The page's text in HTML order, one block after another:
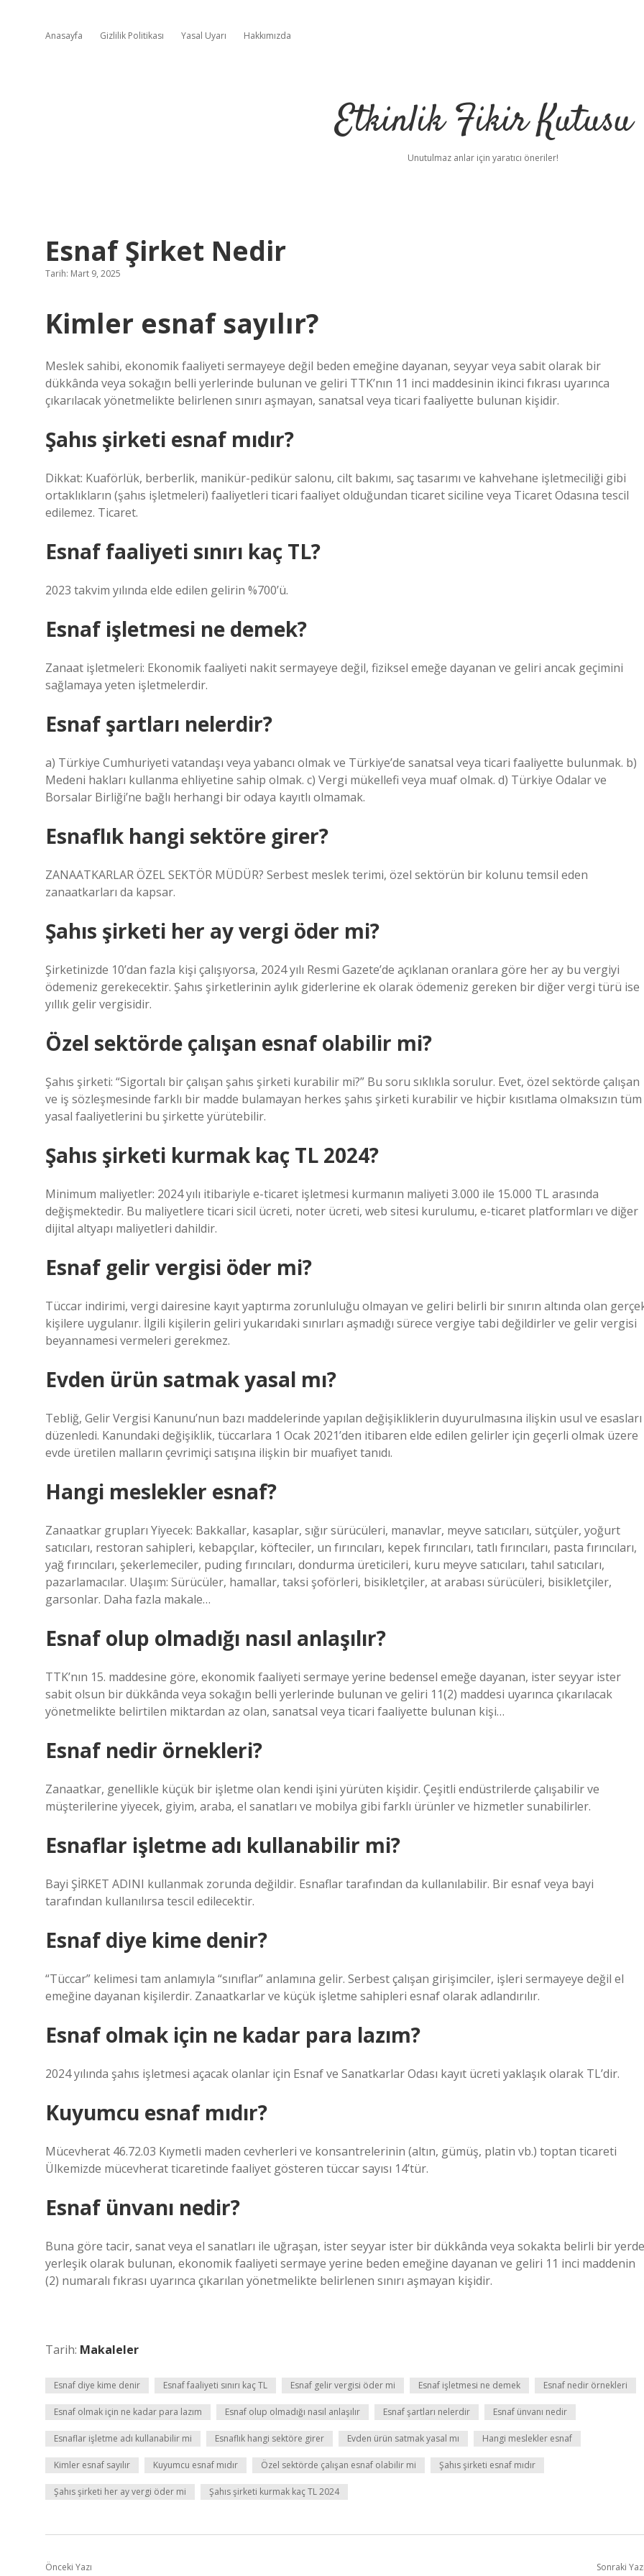
Anasayfa Gizlilik Politikası Yasal Uyarı Hakkımızda
Etkinlik Fikir Kutusu
Unutulmaz anlar için yaratıcı öneriler!
Esnaf Şirket Nedir
Tarih: Mart 9, 2025
Kimler esnaf sayılır?
Meslek sahibi, ekonomik faaliyeti sermayeye değil beden emeğine dayanan, seyyar veya sabit olarak bir
dükkânda veya sokağın belli yerlerinde bulunan ve geliri TTK’nın 11 inci maddesinin ikinci fıkrası uyarınca
çıkarılacak yönetmelikte belirlenen sınırı aşmayan, sanatsal veya ticari faaliyette bulunan kişidir.
Şahıs şirketi esnaf mıdır?
Dikkat: Kuaförlük, berberlik, manikür-pedikür salonu, cilt bakımı, saç tasarımı ve kahvehane işletmeciliği gibi
ortaklıkların (şahıs işletmeleri) faaliyetleri ticari faaliyet olduğundan ticaret siciline veya Ticaret Odasına tescil
edilemez. Ticaret.
Esnaf faaliyeti sınırı kaç TL?
2023 takvim yılında elde edilen gelirin %700’ü.
Esnaf işletmesi ne demek?
Zanaat işletmeleri: Ekonomik faaliyeti nakit sermayeye değil, fiziksel emeğe dayanan ve geliri ancak geçimini
sağlamaya yeten işletmelerdir.
Esnaf şartları nelerdir?
a) Türkiye Cumhuriyeti vatandaşı veya yabancı olmak ve Türkiye’de sanatsal veya ticari faaliyette bulunmak. b)
Medeni hakları kullanma ehliyetine sahip olmak. c) Vergi mükellefi veya muaf olmak. d) Türkiye Odalar ve
Borsalar Birliği’ne bağlı herhangi bir odaya kayıtlı olmamak.
Esnaflık hangi sektöre girer?
ZANAATKARLAR ÖZEL SEKTÖR MÜDÜR? Serbest meslek terimi, özel sektörün bir kolunu temsil eden
zanaatkarları da kapsar.
Şahıs şirketi her ay vergi öder mi?
Şirketinizde 10’dan fazla kişi çalışıyorsa, 2024 yılı Resmi Gazete’de açıklanan oranlara göre her ay bu vergiyi
ödemeniz gerekecektir. Şahıs şirketlerinin aylık giderlerine ek olarak ödemeniz gereken bir diğer vergi türü ise
yıllık gelir vergisidir.
Özel sektörde çalışan esnaf olabilir mi?
Şahıs şirketi: “Sigortalı bir çalışan şahıs şirketi kurabilir mi?” Bu soru sıklıkla sorulur. Evet, özel sektörde çalışan
ve iş sözleşmesinde farklı bir madde bulamayan herkes şahıs şirketi kurabilir ve hiçbir kısıtlama olmaksızın tüm
yasal faaliyetlerini bu şirkette yürütebilir.
Şahıs şirketi kurmak kaç TL 2024?
Minimum maliyetler: 2024 yılı itibariyle e-ticaret işletmesi kurmanın maliyeti 3.000 ile 15.000 TL arasında
değişmektedir. Bu maliyetlere ticari sicil ücreti, noter ücreti, web sitesi kurulumu, e-ticaret platformları ve diğer
dijital altyapı maliyetleri dahildir.
Esnaf gelir vergisi öder mi?
Tüccar indirimi, vergi dairesine kayıt yaptırma zorunluluğu olmayan ve geliri belirli bir sınırın altında olan
kişilere uygulanır. İlgili kişilerin geliri yukarıdaki sınırları aşmadığı sürece vergiye tabi değildirler ve gelir vergisi
beyannamesi vermeleri gerekmez.
Evden ürün satmak yasal mı?
Tebliğ, Gelir Vergisi Kanunu’nun bazı maddelerinde yapılan değişikliklerin duyurulmasına ilişkin usul ve esasları
düzenledi. Kanundaki değişiklik, tüccarlara 1 Ocak 2021’den itibaren elde edilen gelirler için geçerli olmak üzere
evde üretilen malların çevrimiçi satışına ilişkin bir muafiyet tanıdı.
Hangi meslekler esnaf?
Zanaatkar grupları Yiyecek: Bakkallar, kasaplar, sığır sürücüleri, manavlar, meyve satıcıları, sütçüler, yoğurt
satıcıları, restoran sahipleri, kebapçılar, köfteciler, un fırıncıları, kepek fırıncıları, tatlı fırıncıları, pasta fırıncıları,
yağ fırıncıları, şekerlemeciler, puding fırıncıları, dondurma üreticileri, kuru meyve satıcıları, tahıl satıcıları,
pazarlamacılar. Ulaşım: Sürücüler, hamallar, taksi şoförleri, bisikletçiler, at arabası sürücüleri, bisikletçiler,
garsonlar. Daha fazla makale…
Esnaf olup olmadığı nasıl anlaşılır?
TTK’nın 15. maddesine göre, ekonomik faaliyeti sermaye yerine bedensel emeğe dayanan, ister seyyar ister
sabit olsun bir dükkânda veya sokağın belli yerlerinde bulunan ve geliri 11(2) maddesi uyarınca çıkarılacak
yönetmelikte belirtilen miktardan az olan, sanatsal veya ticari faaliyette bulunan kişi…
Esnaf nedir örnekleri?
Zanaatkar, genellikle küçük bir işletme olan kendi işini yürüten kişidir. Çeşitli endüstrilerde çalışabilir ve
müşterilerine yiyecek, giyim, araba, el sanatları ve mobilya gibi farklı ürünler ve hizmetler sunabilirler.
Esnaflar işletme adı kullanabilir mi?
Bayi ŞİRKET ADINI kullanmak zorunda değildir. Esnaflar tarafından da kullanılabilir. Bir esnaf veya bayi
tarafından kullanılırsa tescil edilecektir.
Esnaf diye kime denir?
“Tüccar” kelimesi tam anlamıyla “sınıflar” anlamına gelir. Serbest çalışan girişimciler, işleri sermayeye değil el
emeğine dayanan kişilerdir. Zanaatkarlar ve küçük işletme sahipleri esnaf olarak adlandırılır.
Esnaf olmak için ne kadar para lazım?
2024 yılında şahıs işletmesi açacak olanlar için Esnaf ve Sanatkarlar Odası kayıt ücreti yaklaşık olarak TL’dir.
Kuyumcu esnaf mıdır?
Mücevherat 46.72.03 Kıymetli maden cevherleri ve konsantrelerinin (altın, gümüş, platin vb.) toptan ticareti
Ülkemizde mücevherat ticaretinde faaliyet gösteren tüccar sayısı 14’tür.
Esnaf ünvanı nedir?
Buna göre tacir, sanat veya el sanatları ile uğraşan, ister seyyar ister bir dükkânda veya sokakta belirli bir yerde
yerleşik olarak bulunan, ekonomik faaliyeti sermaye yerine beden emeğine dayanan ve geliri 11 inci maddenin
(2) numaralı fıkrası uyarınca çıkarılan yönetmelikte belirlenen sınırı aşmayan kişidir.
Tarih: Makaleler
Esnaf diye kime denir Esnaf faaliyeti sınırı kaç TL Esnaf gelir vergisi öder mi Esnaf işletmesi ne demek Esnaf nedir örnekleri
Esnaf olmak için ne kadar para lazım Esnaf olup olmadığı nasıl anlaşılır Esnaf şartları nelerdir Esnaf ünvanı nedir
Esnaflar işletme adı kullanabilir mi Esnaflık hangi sektöre girer Evden ürün satmak yasal mı Hangi meslekler esnaf
Kimler esnaf sayılır Kuyumcu esnaf mıdır Özel sektörde çalışan esnaf olabilir mi Şahıs şirketi esnaf mıdır
Şahıs şirketi her ay vergi öder mi Şahıs şirketi kurmak kaç TL 2024
Önceki Yazı Sonraki